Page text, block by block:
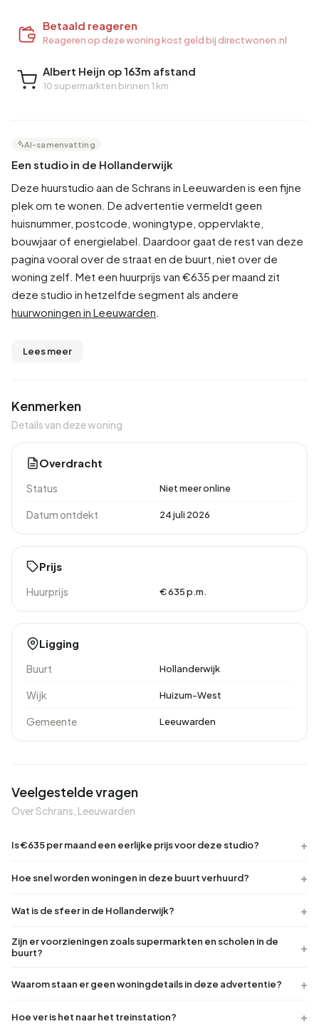
Betaald reageren
Reageren op deze woning kost geld bij directwonen.nl
Albert Heijn op 163m afstand
10 supermarkten binnen 1 km
AI-samenvatting
Een studio in de Hollanderwijk
Deze huurstudio aan de Schrans in Leeuwarden is een fijne
plek om te wonen. De advertentie vermeldt geen
huisnummer, postcode, woningtype, oppervlakte,
bouwjaar of energielabel. Daardoor gaat de rest van deze
pagina vooral over de straat en de buurt, niet over de
woning zelf. Met een huurprijs van €635 per maand zit
deze studio in hetzelfde segment als andere
huurwoningen in Leeuwarden
Lees meer
Kenmerken
Details van deze woning
Overdracht
Status Niet meer online
Datum ontdekt 24 juli 2026
Prijs
Huurprijs € 635 p.m.
Ligging
Buurt Hollanderwijk
Wijk Huizum-West
Gemeente Leeuwarden
Veelgestelde vragen
Over Schrans, Leeuwarden
Is €635 per maand een eerlijke prijs voor deze studio?
Hoe snel worden woningen in deze buurt verhuurd?
Wat is de sfeer in de Hollanderwijk?
Zijn er voorzieningen zoals supermarkten en scholen in de
buurt?
Waarom staan er geen woningdetails in deze advertentie?
Hoe ver is het naar het treinstation?